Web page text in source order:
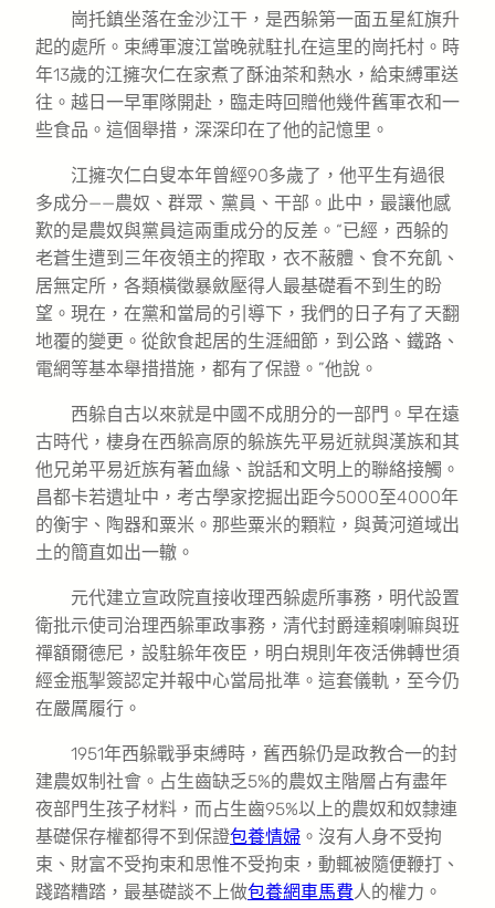
崗托鎮坐落在金沙江干，是西躲第一面五星紅旗升
起的處所。束縛軍渡江當晚就駐扎在這里的崗托村。時
年13歲的江擁次仁在家煮了酥油茶和熱水，給束縛軍送
往。越日一早軍隊開赴，臨走時回贈他幾件舊軍衣和一
些食品。這個舉措，深深印在了他的記憶里。
江擁次仁白叟本年曾經90多歲了，他平生有過很
多成分——農奴、群眾、黨員、干部。此中，最讓他感
歎的是農奴與黨員這兩重成分的反差。“已經，西躲的
老蒼生遭到三年夜領主的搾取，衣不蔽體、食不充飢、
居無定所，各類橫徵暴斂壓得人最基礎看不到生的盼
望。現在，在黨和當局的引導下，我們的日子有了天翻
地覆的變更。從飲食起居的生涯細節，到公路、鐵路、
電網等基本舉措措施，都有了保證。”他說。
西躲自古以來就是中國不成朋分的一部門。早在遠
古時代，棲身在西躲高原的躲族先平易近就與漢族和其
他兄弟平易近族有著血緣、說話和文明上的聯絡接觸。
昌都卡若遺址中，考古學家挖掘出距今5000至4000年
的衡宇、陶器和粟米。那些粟米的顆粒，與黃河道域出
土的簡直如出一轍。
元代建立宣政院直接收理西躲處所事務，明代設置
衛批示使司治理西躲軍政事務，清代封爵達賴喇嘛與班
禪額爾德尼，設駐躲年夜臣，明白規則年夜活佛轉世須
經金瓶掣簽認定并報中心當局批準。這套儀軌，至今仍
在嚴厲履行。
1951年西躲戰爭束縛時，舊西躲仍是政教合一的封
建農奴制社會。占生齒缺乏5%的農奴主階層占有盡年
夜部門生孩子材料，而占生齒95%以上的農奴和奴隸連
基礎保存權都得不到保證包養情婦 。沒有人身不受拘
束、財富不受拘束和思惟不受拘束，動輒被隨便鞭打、
踐踏糟踏，最基礎談不上做包養網車馬費人的權力。